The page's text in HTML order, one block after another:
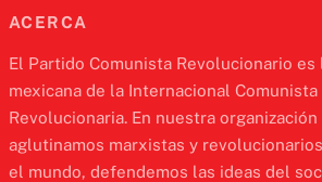
ACERCA
El Partido Comunista Revolucionario es
mexicana de la Internacional Comunista
Revolucionaria. En nuestra organización
aglutinamos marxistas y
el mundo, defendemos las ideas del